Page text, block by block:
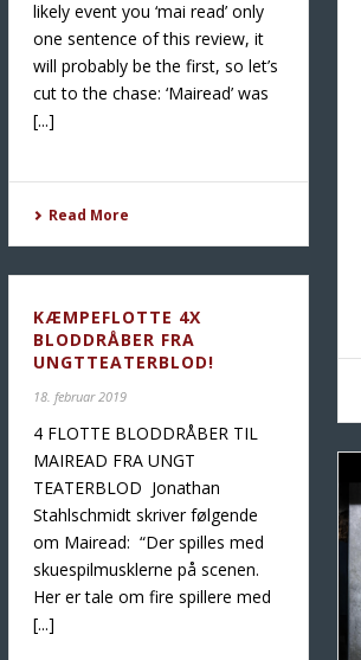
likely event you ‘mai read’ only
one sentence of this review, it
will probably be the first, so let’s
cut to the chase: ‘Mairead’ was
[...]
Read More
KÆMPEFLOTTE 4X
BLODDRÅBER FRA
UNGTTEATERBLOD!
18. februar 2019
4 FLOTTE BLODDRÅBER TIL
MAIREAD FRA UNGT
TEATERBLOD Jonathan
Stahlschmidt skriver følgende
om Mairead: “Der spilles med
skuespilmusklerne på scenen.
Her er tale om fire spillere med
[...]